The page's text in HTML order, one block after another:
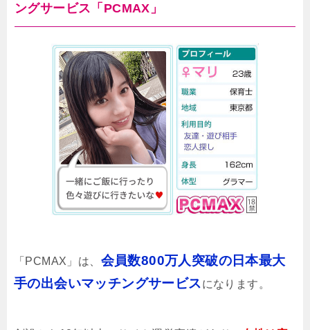
ングサービス「PCMAX」
「PCMAX」は、 会員数800万人突破の日本最大
手の出会いマッチングサービスになります。